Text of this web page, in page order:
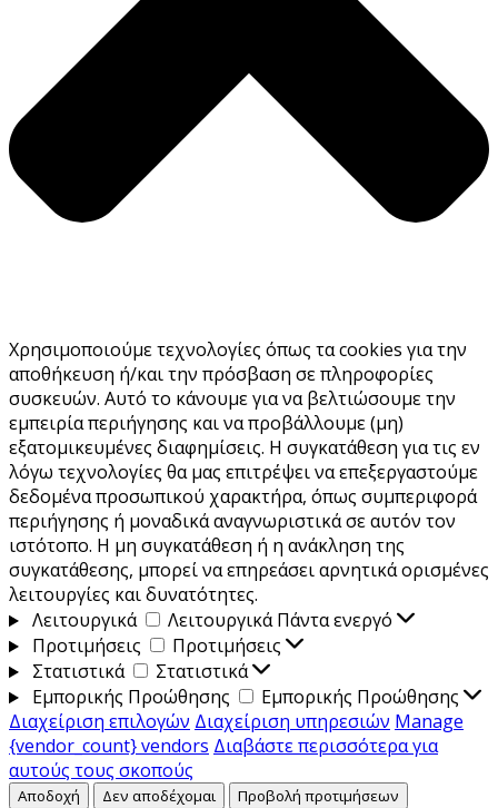
Χρησιμοποιούμε τεχνολογίες όπως τα cookies για την
αποθήκευση ή/και την πρόσβαση σε πληροφορίες
συσκευών. Αυτό το κάνουμε για να βελτιώσουμε την
εμπειρία περιήγησης και να προβάλλουμε (μη)
εξατομικευμένες διαφημίσεις. Η συγκατάθεση για τις εν
λόγω τεχνολογίες θα μας επιτρέψει να επεξεργαστούμε
δεδομένα προσωπικού χαρακτήρα, όπως συμπεριφορά
περιήγησης ή μοναδικά αναγνωριστικά σε αυτόν τον
ιστότοπο. Η μη συγκατάθεση ή η ανάκληση της
συγκατάθεσης, μπορεί να επηρεάσει αρνητικά ορισμένες
λειτουργίες και δυνατότητες.
Λειτουργικά
Λειτουργικά Πάντα ενεργό
Προτιμήσεις
Προτιμήσεις
Στατιστικά
Στατιστικά
Εμπορικής Προώθησης
Εμπορικής Προώθησης
Διαχείριση επιλογών Διαχείριση υπηρεσιών Manage
{vendor_count} vendors Διαβάστε περισσότερα για
αυτούς τους σκοπούς
Αποδοχή Δεν αποδέχομαι
Προβολή προτιμήσεων